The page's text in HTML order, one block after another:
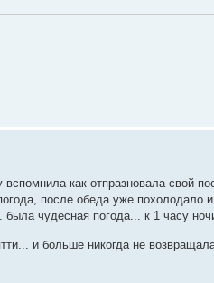
вспомнила как отпразновала свой
после обеда уже похолодало
чудесная погода... к 1 часу
и больше никогда не